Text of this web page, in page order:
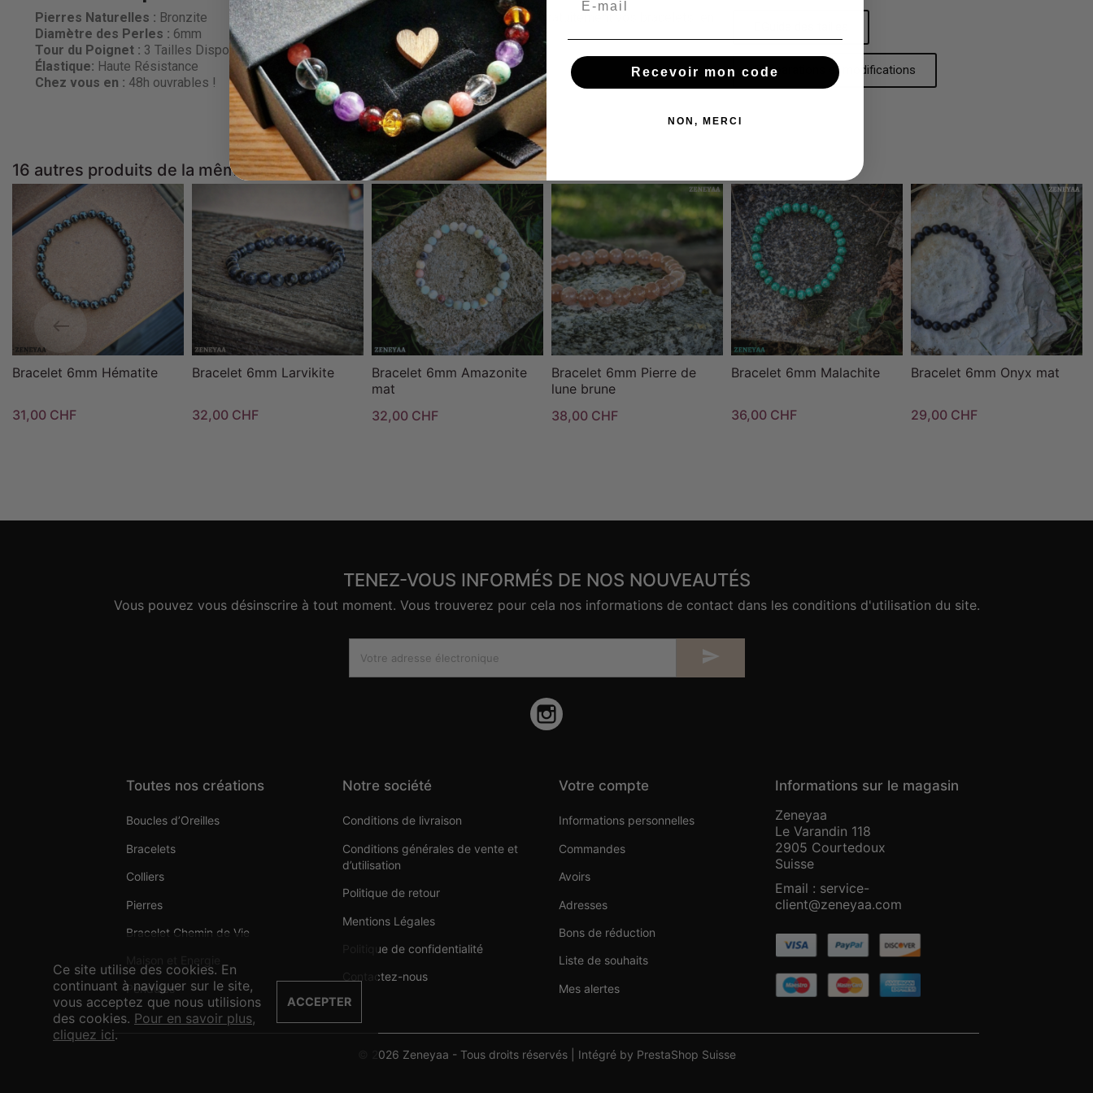
Pierres Naturelles : Bronzite
Diamètre des Perles : 6mm
Tour du Poignet : 3 Tailles Disponibles
Élastique: Haute Résistance
Chez vous en : 48h ouvrables !
Nous réajustons et réparons gratuitement vos bracelets en
cas de besoin !
Réparations et modifications
16 autres produits de la même catégorie :
Bracelet 6mm Hématite
31,00 CHF
Bracelet 6mm Larvikite
32,00 CHF
Bracelet 6mm Amazonite
mat
32,00 CHF
Bracelet 6mm Pierre de
lune brune
38,00 CHF
Bracelet 6mm Malachite
36,00 CHF
Bracelet 6mm Onyx mat
29,00 CHF
TENEZ-VOUS INFORMÉS DE NOS NOUVEAUTÉS
Vous pouvez vous désinscrire à tout moment. Vous trouverez pour cela nos informations de contact dans les conditions d'utilisation du site.

Toutes nos créations
Boucles d’Oreilles
Bracelets
Colliers
Pierres
Bracelet Chemin de Vie
Pendules
Notre société
Conditions de livraison
Conditions générales de vente et
d’utilisation
Politique de retour
Mentions Légales
Politique de confidentialité
Contactez-nous
Votre compte
Informations personnelles
Commandes
Avoirs
Adresses
Bons de réduction
Liste de souhaits
Mes alertes
Informations sur le magasin
Zeneyaa
Le Varandin 118
2905 Courtedoux
Suisse
Email : service-
client@zeneyaa.com
© 2026 Zeneyaa - Tous droits réservés | Intégré by PrestaShop Suisse
Ce site utilise des cookies. En
continuant à naviguer sur le site,
vous acceptez que nous utilisions
des cookies. Pour en savoir plus,
cliquez ici.
ACCEPTER
Recevoir mon code
NON, MERCI